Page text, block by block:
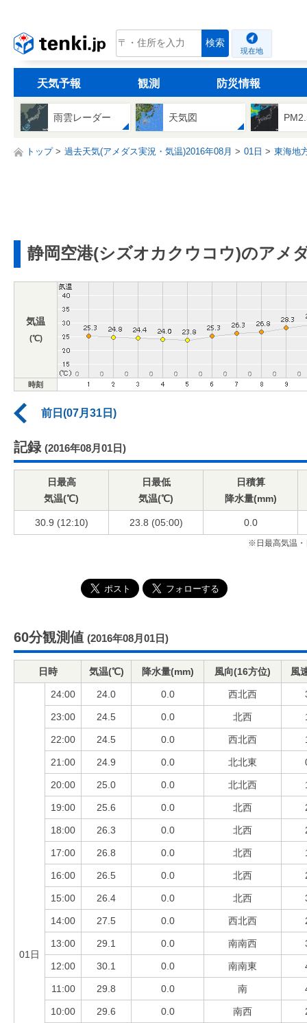
tenki.jp 検索
現在地
天気予報 観測 防災情報
雨雲レーダー 天気図
トップ 過去天気(アメダス実況・気温)2016年08月 01日 東海地
静岡空港(シズオカクウコウ)のアメ
気温
(℃)
時刻
前日(07月31日)
記録 (2016年08月01日)
日最高
気温(℃)
日最低
気温(℃)
日積算
降水量(mm)
30.9 (12:10) 23.8 (05:00) 0.0
※日最高気温・
60分観測値 (2016年08月01日)
日時 気温(℃) 降水量(mm) 風向(16方位) 風
01日
24:00 24.0 0.0 西北西
23:00 24.5 0.0 北西
22:00 24.5 0.0 西北西
21:00 24.9 0.0 北北東
20:00 25.0 0.0 北北西
19:00 25.6 0.0 北西
18:00 26.3 0.0 北西
17:00 26.8 0.0 北西
16:00 26.5 0.0 北西
15:00 26.4 0.0 北西
14:00 27.5 0.0 西北西
13:00 29.1 0.0 南南西
12:00 30.1 0.0 南南東
11:00 29.8 0.0 南
10:00 29.6 0.0 南西